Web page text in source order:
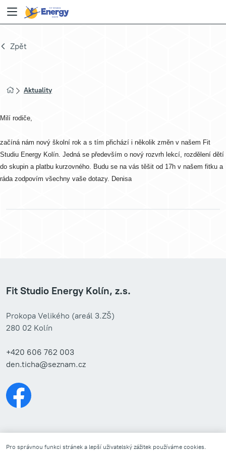
Zpět
Aktuality
Milí rodiče,
začíná nám nový školní rok a s tím přichází i několik změn v našem Fit
Studiu Energy Kolín. Jedná se především o nový rozvrh lekcí, rozdělení dětí
do skupin a platbu kurzovného. Budu se na vás těšit od 17h v našem fitku a
ráda zodpovím všechny vaše dotazy. Denisa
Fit Studio Energy Kolín, z.s.
Prokopa Velikého (areál 3.ZŠ)
280 02 Kolín
+420 606 762 003
den.ticha@seznam.cz
Pro správnou funkci stránek a lepší uživatelský zážitek používáme cookies.